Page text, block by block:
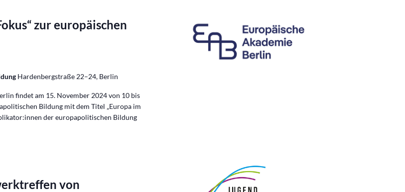
zur europäischen
Hardenbergstraße 22–24, Berlin
findet am 15. November 2024 von 10 bis
Bildung mit dem Titel „Europa im
der europapolitischen Bildung
von